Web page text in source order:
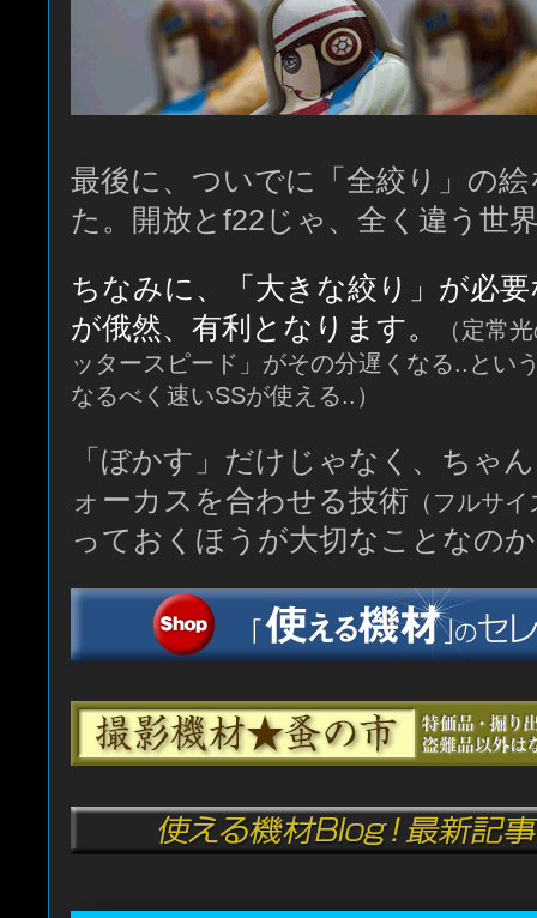
最後に、ついでに「全絞り」の
た。開放とf22じゃ、全く違う世
ちなみに、「大きな絞り」が必
が俄然、有利となります。
（定常
ッタースピード」がその分遅くなる..とい
なるべく速いSSが使える..）
「ぼかす」だけじゃなく、ちゃ
ォーカスを合わせる技術 （フルサ
っておくほうが大切なことなの